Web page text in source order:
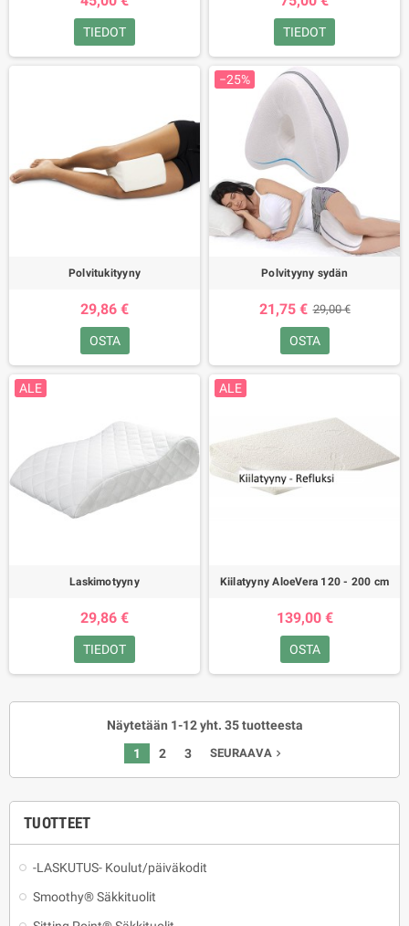
TUOTTEET
-LASKUTUS- Koulut/päiväkodit
Smoothy® Säkkituolit
TIEDOT TIEDOT
Polvitukityyny
29,86 €
OSTA
−25%
Polvityyny sydän
21,75 € 29,00 €
OSTA
ALE
Laskimotyyny
29,86 €
TIEDOT
ALE
Kiilatyyny AloeVera 120 - 200 cm
139,00 €
OSTA
Näytetään 1-12 yht. 35 tuotteesta
1
2 3 SEURAAVA navigate_next